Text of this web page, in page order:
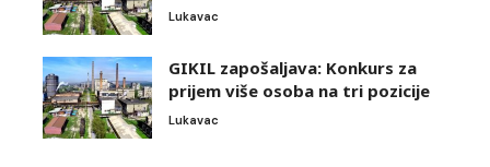
Lukavac
GIKIL zapošaljava: Konkurs za
prijem više osoba na tri pozicije
Lukavac